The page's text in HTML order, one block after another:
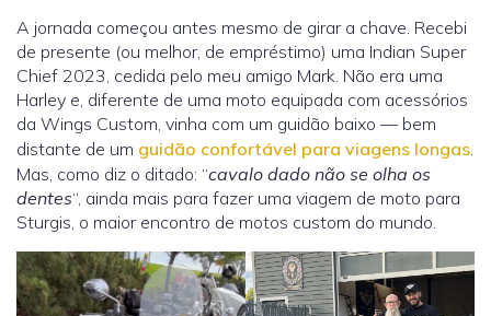
A jornada começou antes mesmo de girar a chave. Recebi
de presente (ou melhor, de empréstimo) uma Indian Super
Chief 2023, cedida pelo meu amigo Mark. Não era uma
Harley e, diferente de uma moto equipada com acessórios
da Wings Custom, vinha com um guidão baixo — bem
distante de um guidão confortável para viagens longas.
Mas, como diz o ditado: “cavalo dado não se olha os
dentes“, ainda mais para fazer uma viagem de moto para
Sturgis, o maior encontro de motos custom do mundo.